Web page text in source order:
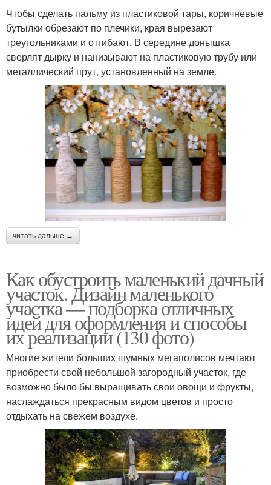
Чтобы сделать пальму из пластиковой тары, коричневые
бутылки обрезают по плечики, края вырезают
треугольниками и отгибают. В середине донышка
сверлят дырку и нанизывают на пластиковую трубу или
металлический прут, установленный на земле.
читать дальше →
Как обустроить маленький дачный
участок. Дизайн маленького
участка — подборка отличных
идей для оформления и способы
их реализации (130 фото)
Многие жители больших шумных мегаполисов мечтают
приобрести свой небольшой загородный участок, где
возможно было бы выращивать свои овощи и фрукты,
наслаждаться прекрасным видом цветов и просто
отдыхать на свежем воздухе.